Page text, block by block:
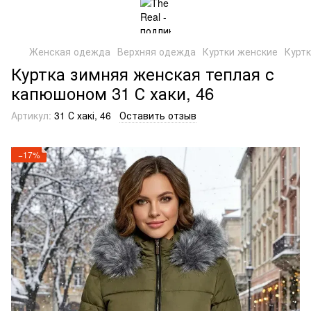
Женская одежда Верхняя одежда Куртки женские
Куртка зимняя женская теплая с
капюшоном 31 С хаки, 46
Артикул: 31 С хакі, 46 Оставить отзыв
−17%